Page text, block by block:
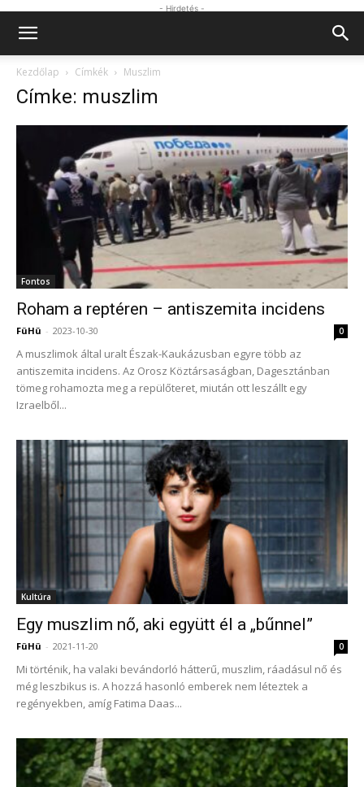
- Hirdetés -
Kezdőlap Címkék Muszlim
Címke: muszlim
Fontos
Roham a reptéren – antiszemita incidens
FüHü - 2023-10-30 0
A muszlimok által uralt Észak-Kaukázusban egyre több az
antiszemita incidens. Az Orosz Köztársaságban, Dagesztánban
tömeg rohamozta meg a repülőteret, miután ott leszállt egy
Izraelből...
Kultúra
Egy muszlim nő, aki együtt él a „bűnnel”
FüHü - 2021-11-20 0
Mi történik, ha valaki bevándorló hátterű, muszlim, ráadásul nő és
még leszbikus is. A hozzá hasonló emberek nem léteztek a
regényekben, amíg Fatima Daas...